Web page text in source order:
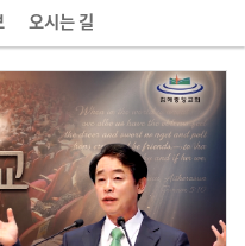
오시는 길